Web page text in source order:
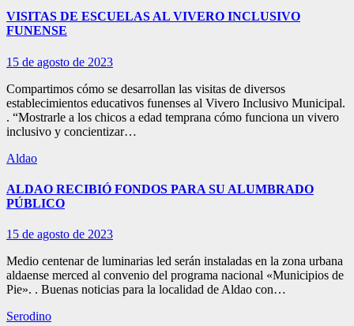
VISITAS DE ESCUELAS AL VIVERO INCLUSIVO
FUNENSE
15 de agosto de 2023
Compartimos cómo se desarrollan las visitas de diversos
establecimientos educativos funenses al Vivero Inclusivo Municipal.
. “Mostrarle a los chicos a edad temprana cómo funciona un vivero
inclusivo y concientizar…
Aldao
ALDAO RECIBIÓ FONDOS PARA SU ALUMBRADO
PÚBLICO
15 de agosto de 2023
Medio centenar de luminarias led serán instaladas en la zona urbana
aldaense merced al convenio del programa nacional «Municipios de
Pie». . Buenas noticias para la localidad de Aldao con…
Serodino